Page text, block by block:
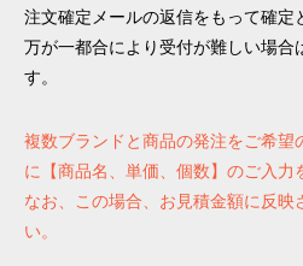
注文確定メールの返信をもって確定
万が一都合により受付が難しい場合
す。
複数ブランドと商品の発注をご希望
に【商品名、単価、個数】のご入力
なお、この場合、お見積金額に反映
い。